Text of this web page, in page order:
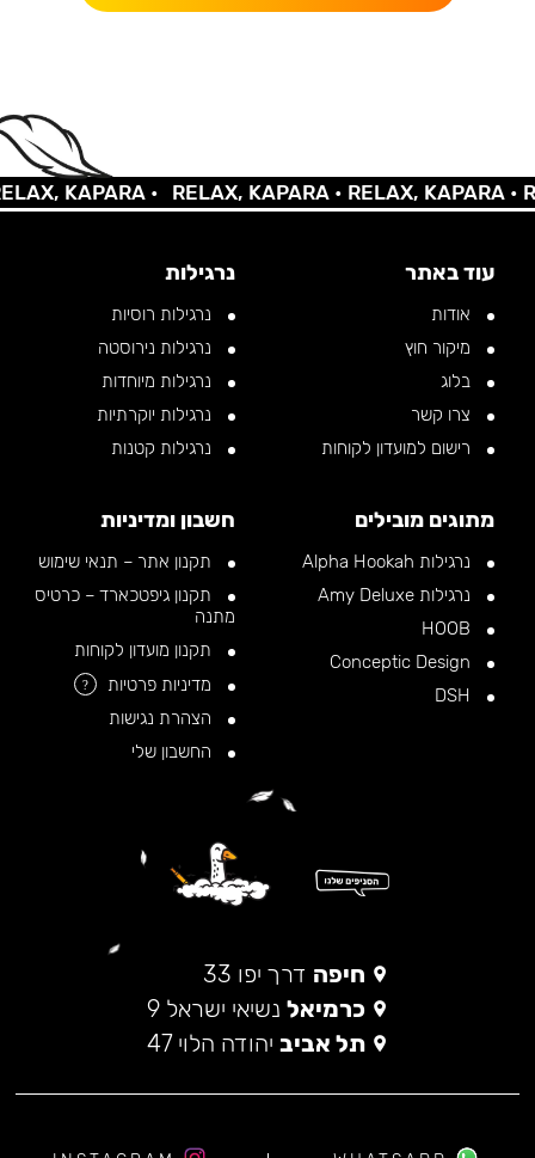
KAPARA • RELAX, KAPARA •RELAX, KAPARA •
עוד באתר
אודות
מיקור חוץ
בלוג
צרו קשר
רישום למועדון לקוחות
נרגילות
נרגילות רוסיות
נרגילות נירוסטה
נרגילות מיוחדות
נרגילות יוקרתיות
נרגילות קטנות
מתוגים מובילים
נרגילות Alpha Hookah
נרגילות Amy Deluxe
חשבון ומדיניות
תקנון אתר – תנאי שימוש
תקנון גיפטכארד – כרטיס
מתנה
תקנון מועדון לקוחות
מדיניות פרטיות
?
הצהרת נגישות
החשבון שלי
חיפה דרך יפו 33
כרמיאל נשיאי ישראל 9
תל אביב יהודה הלוי 47